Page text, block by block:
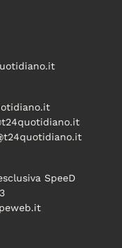
SpeeD